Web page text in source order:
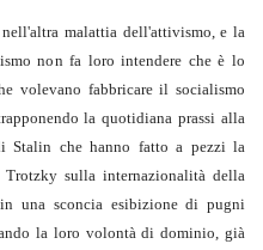
malattia dell'attivismo, e la
non fa loro intendere che è lo
volevano fabbricare il socialismo
la quotidiana prassi alla
Stalin che hanno fatto a pezzi la
sulla internazionalità della
in una sconcia esibizione di pugni
la loro volontà di dominio, già